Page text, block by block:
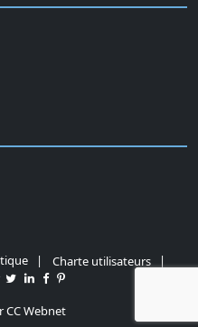
| Charte utilisateurs
|
CC Webnet